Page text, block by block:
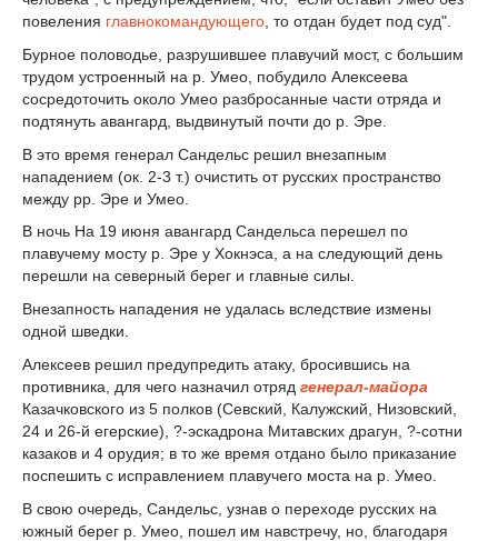
повеления главнокомандующего , то отдан будет под суд".
Бурное половодье, разрушившее плавучий мост, с большим
трудом устроенный на р. Умео, побудило Алексеева
сосредоточить около Умео разбросанные части отряда и
подтянуть авангард, выдвинутый почти до р. Эре.
В это время генерал Сандельс решил внезапным
нападением (ок. 2-3 т.) очистить от русских пространство
между рр. Эре и Умео.
В ночь На 19 июня авангард Сандельса перешел по
плавучему мосту р. Эре у Хокнэса, а на следующий день
перешли на северный берег и главные силы.
Внезапность нападения не удалась вследствие измены
одной шведки.
Алексеев решил предупредить атаку, бросившись на
противника, для чего назначил отряд генерал-майора
Казачковского из 5 полков (Севский, Калужский, Низовский,
24 и 26-й егерские), ?-эскадрона Митавских драгун, ?-сотни
казаков и 4 орудия; в то же время отдано было приказание
поспешить с исправлением плавучего моста на р. Умео.
В свою очередь, Сандельс, узнав о переходе русских на
южный берег р. Умео, пошел им навстречу, но, благодаря